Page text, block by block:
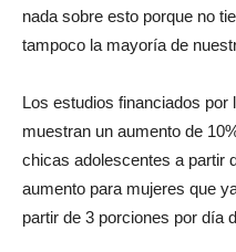
nada sobre esto porque no
tampoco la mayoría de
Los estudios financiados por
muestran un aumento de
chicas adolescentes a partir
aumento para mujeres que
partir de 3 porciones por día